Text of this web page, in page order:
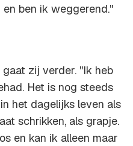
ben ik weggerend."
zij verder. "Ik heb
Het is nog steeds
het dagelijks leven als
schrikken, als grapje.
en kan ik alleen maar